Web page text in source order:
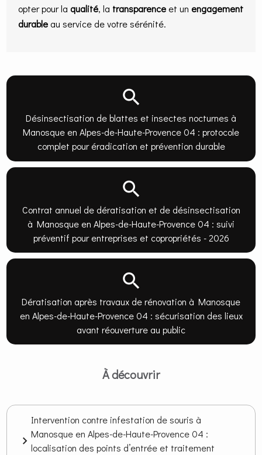
opter pour laqualité, la transparence et unengagement
durable au service de votre sérénité.
Désinsectisation de blattes et insectes nocturnes à
Manosque en Alpes-de-Haute-Provence 04 : protocole
complet pour éradication et prévention durable
Contrat annuel de dératisation et de désinsectisation
à Manosque en Alpes-de-Haute-Provence 04 : suivi
préventif pour entreprises et copropriétés - 2026
Dératisation après travaux de rénovation à Manosque
en Alpes-de-Haute-Provence 04 : sécurisation des lieux
avant réouverture au public
À découvrir
Intervention contre infestation de souris à
Manosque en Alpes-de-Haute-Provence 04 :
localisation des points d’entrée et traitement